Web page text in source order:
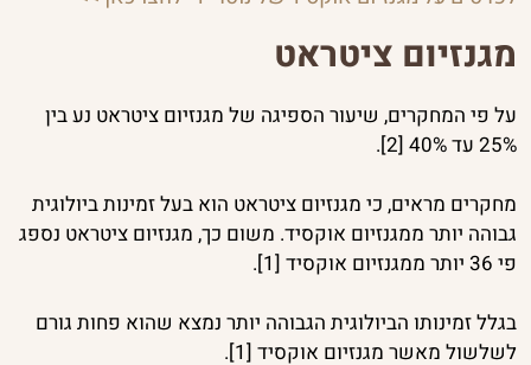
מגנזיום ציטראט
על פי המחקרים, שיעור הספיגה של מגנזיום ציטראט נע בין
25% עד 40% [2].
מחקרים מראים, כי מגנזיום ציטראט הוא בעל זמינות ביולוגית
גבוהה יותר ממגנזיום אוקסיד. משום כך, מגנזיום ציטראט נספג
פי 36 יותר ממגנזיום אוקסיד [1].
בגלל זמינותו הביולוגית הגבוהה יותר נמצא שהוא פחות גורם
לשלשול מאשר מגנזיום אוקסיד [1].